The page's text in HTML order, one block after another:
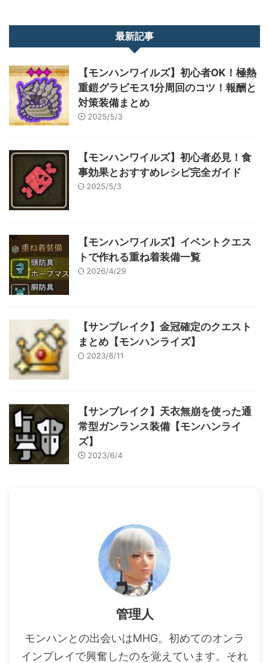
最新記事
【モンハンワイルズ】初心者OK！極熱
重鎧グラビモス1分周回のコツ！報酬と
対策装備まとめ
2025/5/3
【モンハンワイルズ】初心者必見！食
事効果とおすすめレシピ完全ガイド
2025/5/3
【モンハンワイルズ】イベントクエス
トで作れる重ね着装備一覧
2026/4/29
【サンブレイク】金冠確定のクエスト
まとめ【モンハンライズ】
2023/8/11
【サンブレイク】天衣無崩を使った通
常型ガンランス装備【モンハンライ
ズ】
2023/6/4
管理人
モンハンとの出会いはMHG。初めてのオンラ
インプレイで興奮したのを覚えています。それ